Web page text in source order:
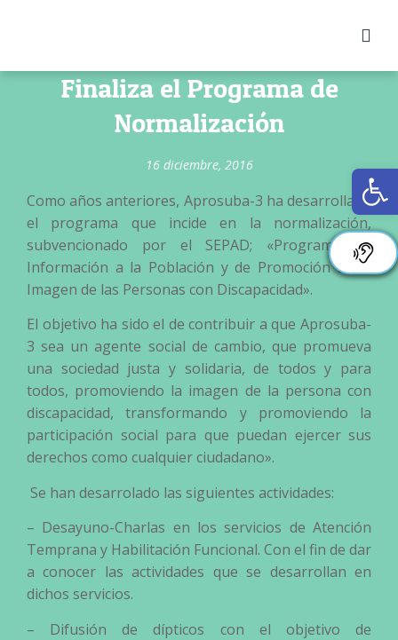
Finaliza el Programa de
Normalización
16 diciembre, 2016
Como años anteriores, Aprosuba-3 ha desarrollado
el programa que incide en la normalización,
subvencionado por el SEPAD; «Programa de
Información a la Población y de Promoción de la
Imagen de las Personas con Discapacidad».
El objetivo ha sido el de contribuir a que Aprosuba-
3 sea un agente social de cambio, que promueva
una sociedad justa y solidaria, de todos y para
todos, promoviendo la imagen de la persona con
discapacidad, transformando y promoviendo la
participación social para que puedan ejercer sus
derechos como cualquier ciudadano».
Se han desarrolado las siguientes actividades:
– Desayuno-Charlas en los servicios de Atención
Temprana y Habilitación Funcional. Con el fin de dar
a conocer las actividades que se desarrollan en
dichos servicios.
– Difusión de dípticos con el objetivo de